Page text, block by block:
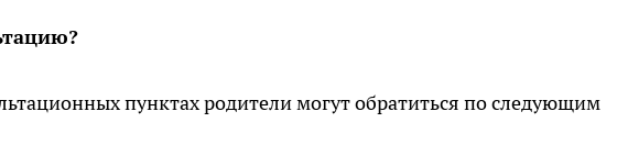
пунктах родители могут обратиться по следующим